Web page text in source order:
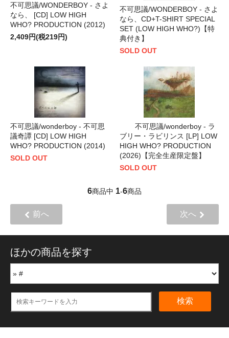
不可思議/WONDERBOY - さよ
なら、 [CD] LOW HIGH
WHO? PRODUCTION (2012)
2,409円(税219円)
不可思議/WONDERBOY - さよ
なら、CD+T-SHIRT SPECIAL
SET (LOW HIGH WHO?)【特
典付き】
SOLD OUT
不可思議/wonderboy - 不可思
議奇譚 [CD] LOW HIGH
WHO? PRODUCTION (2014)
SOLD OUT
不可思議/wonderboy - ラ
ブリー・ラビリンス [LP] LOW
HIGH WHO? PRODUCTION
(2026)【完全生産限定盤】
SOLD OUT
6商品中 1-6商品
前へ 次へ
ほかの商品を探す
検索